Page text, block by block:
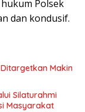
Polsek
dan kondusif.
Makin
Silaturahmi
Masyarakat